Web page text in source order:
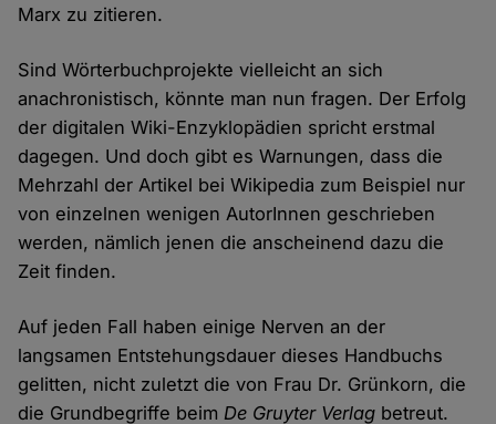
Marx zu zitieren.
Sind Wörterbuchprojekte vielleicht an sich
anachronistisch, könnte man nun fragen. Der Erfolg
der digitalen Wiki-Enzyklopädien spricht erstmal
dagegen. Und doch gibt es Warnungen, dass die
Mehrzahl der Artikel bei Wikipedia zum Beispiel nur
von einzelnen wenigen AutorInnen geschrieben
werden, nämlich jenen die anscheinend dazu die
Zeit finden.
Auf jeden Fall haben einige Nerven an der
langsamen Entstehungsdauer dieses Handbuchs
gelitten, nicht zuletzt die von Frau Dr. Grünkorn, die
die Grundbegriffe beimDe Gruyter Verlag betreut.